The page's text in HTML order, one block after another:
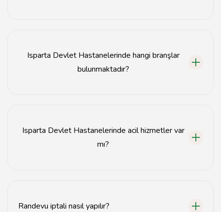
Isparta Devlet Hastanelerinde hangi branşlar
bulunmaktadır?
Isparta Devlet Hastanelerinde acil hizmetler var
mı?
Randevu iptali nasıl yapılır?